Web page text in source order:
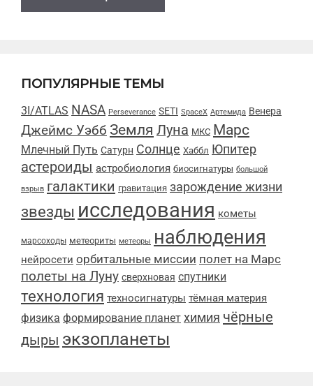
ПОПУЛЯРНЫЕ ТЕМЫ
3I/ATLAS NASA Perseverance SETI SpaceX Артемида Венера
Джеймс Уэбб Земля Луна МКС Марс
Млечный Путь Сатурн Солнце Хаббл Юпитер
астероиды астробиология биосигнатуры большой
взрыв галактики гравитация зарождение жизни
звезды исследования кометы
марсоходы метеориты метеоры наблюдения
нейросети орбитальные миссии полет на Марс
полеты на Луну сверхновая спутники
технология техносигнатуры тёмная материя
физика формирование планет химия чёрные
дыры экзопланеты